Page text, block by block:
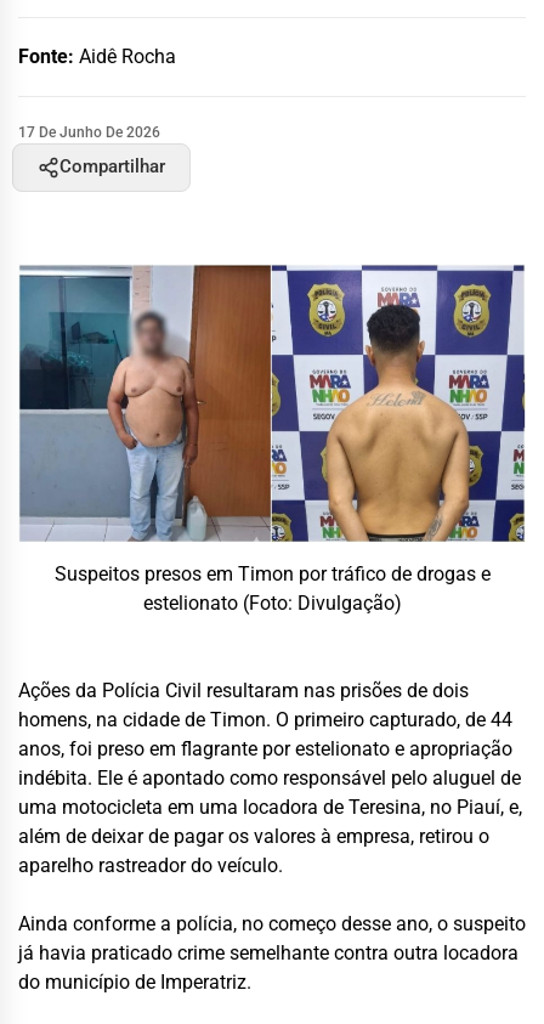
Fonte: Aidê Rocha
17 De Junho De 2026
Compartilhar
Suspeitos presos em Timon por tráfico de drogas e
estelionato (Foto: Divulgação)
Ações da Polícia Civil resultaram nas prisões de dois
homens, na cidade de Timon. O primeiro capturado, de 44
anos, foi preso em flagrante por estelionato e apropriação
indébita. Ele é apontado como responsável pelo aluguel de
uma motocicleta em uma locadora de Teresina, no Piauí, e,
além de deixar de pagar os valores à empresa, retirou o
aparelho rastreador do veículo.
Ainda conforme a polícia, no começo desse ano, o suspeito
já havia praticado crime semelhante contra outra locadora
do município de Imperatriz.